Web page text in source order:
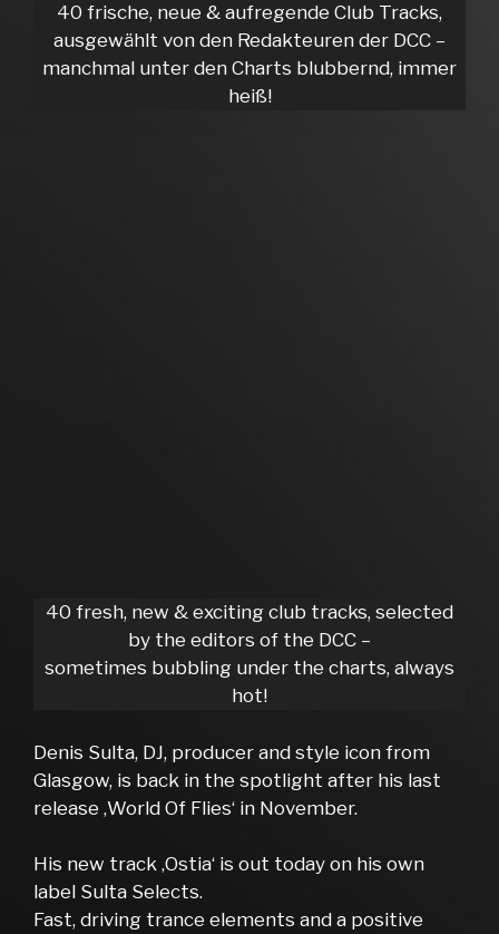
40 frische, neue & aufregende Club Tracks,
ausgewählt von den Redakteuren der DCC –
manchmal unter den Charts blubbernd, immer
heiß!
40 fresh, new & exciting club tracks, selected
by the editors of the DCC –
sometimes bubbling under the charts, always
hot!
Denis Sulta, DJ, producer and style icon from
Glasgow, is back in the spotlight after his last
release ‚World Of Flies‘ in November.
His new track ‚Ostia‘ is out today on his own
label Sulta Selects.
Fast, driving trance elements and a positive